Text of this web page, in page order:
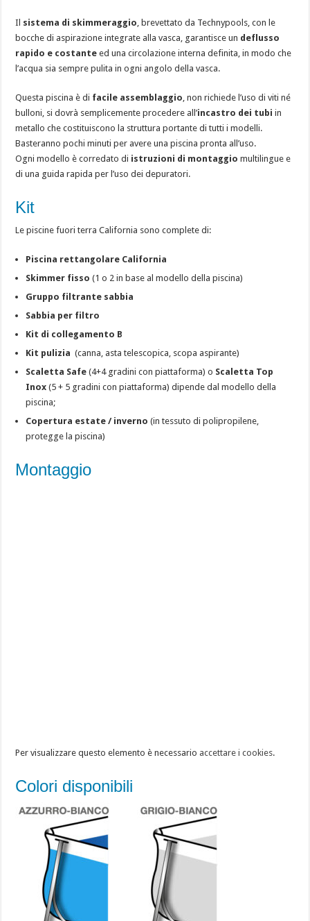
Il sistema di skimmeraggio, brevettato da Technypools, con le
bocche di aspirazione integrate alla vasca, garantisce un deflusso
rapido e costante ed una circolazione interna definita, in modo che
l’acqua sia sempre pulita in ogni angolo della vasca.
Questa piscina è di facile assemblaggio, non richiede l’uso di viti né
bulloni, si dovrà semplicemente procedere all’incastro dei tubi in
metallo che costituiscono la struttura portante di tutti i modelli.
Basteranno pochi minuti per avere una piscina pronta all’uso.
Ogni modello è corredato di istruzioni di montaggio multilingue e
di una guida rapida per l’uso dei depuratori.
Kit
Le piscine fuori terra California sono complete di:
Piscina rettangolare California
Skimmer fisso(1 o 2 in base al modello della piscina)
Gruppo filtrante sabbia
Sabbia per filtro
Kit di collegamento B
Kit pulizia (canna, asta telescopica, scopa aspirante)
Scaletta Safe(4+4 gradini con piattaforma) o Scaletta Top
Inox (5 + 5 gradini con piattaforma) dipende dal modello della
piscina;
Copertura estate / inverno(in tessuto di polipropilene,
protegge la piscina)
Montaggio
Per visualizzare questo elemento è necessario accettare i cookies.
Colori disponibili